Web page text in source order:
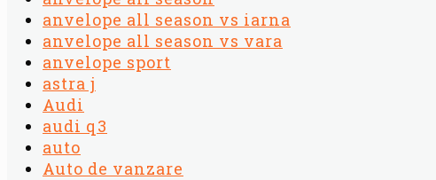
anvelope all season vs iarna
anvelope all season vs vara
anvelope sport
astra j
Audi
audi q3
auto
Auto de vanzare